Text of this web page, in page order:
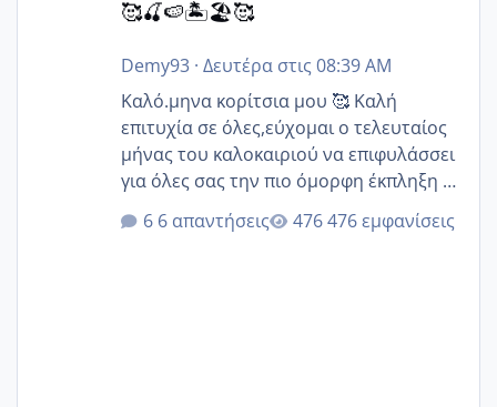
🥰🍒🍉🏝️🏖️🥰
Demy93· Δευτέρα στις 08:39 AM
Καλό.μηνα κορίτσια μου 🥰 Καλή
επιτυχία σε όλες,εύχομαι ο τελευταίος
μήνας του καλοκαιριού να επιφυλάσσει
για όλες σας την πιο όμορφη έκπληξη 🧿
@Elk @Melikara86 @Παρασκευαιδου
@Zenia z @melitiniღ @Christi.D.
6 απαντήσεις 476 εμφανίσεις